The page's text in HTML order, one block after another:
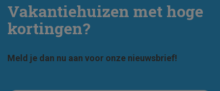
Vakantiehuizen met hoge
kortingen?
Meld je dan nu aan voor onze nieuwsbrief!